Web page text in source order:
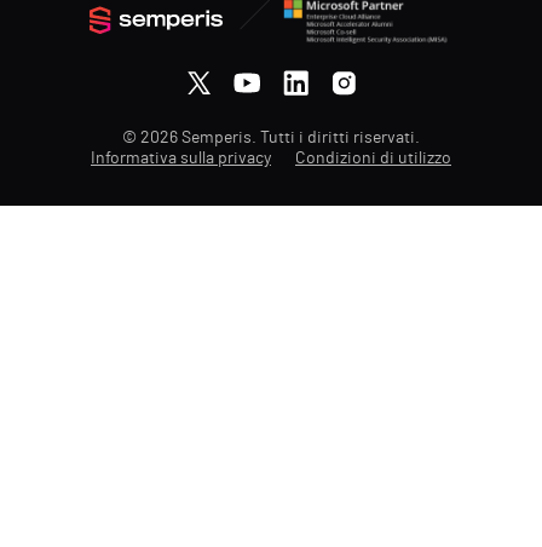
© 2026 Semperis. Tutti i diritti riservati.
Informativa sulla privacy
Condizioni di utilizzo